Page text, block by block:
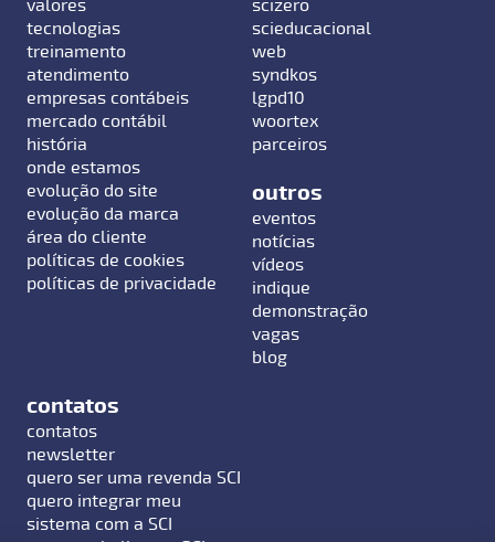
valores
tecnologias
treinamento
atendimento
empresas contábeis
mercado contábil
história
onde estamos
evolução do site
evolução da marca
área do cliente
políticas de cookies
políticas de privacidade
scizero
scieducacional
web
syndkos
lgpd10
woortex
parceiros
outros
eventos
notícias
vídeos
indique
demonstração
vagas
blog
contatos
contatos
newsletter
quero ser uma revenda SCI
quero integrar meu
sistema com a SCI